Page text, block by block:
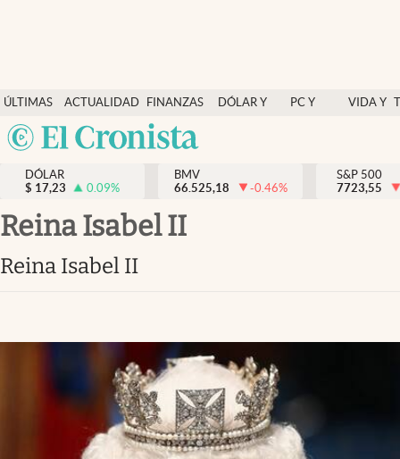
ÚLTIMAS
NOTICIAS
ACTUALIDAD
FINANZAS
Y
ECONOMÍA
DÓLAR Y
PC Y
VIDA Y
México
Actualidad
Finanzas y economía
Dólar y mercados
Opinión
Brand Strategy
Vida y estilo
DÓLAR
$ 17,23 0.09%
BMV
66.525,18
-0.46%
S&P 500
7723,55
reina Isabel II
reina Isabel II